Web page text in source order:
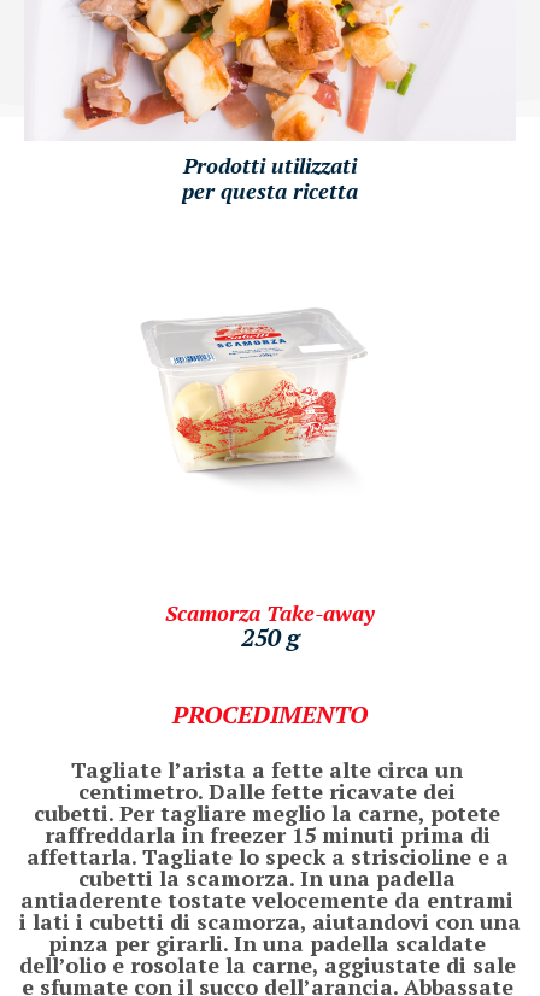
Prodotti utilizzati
per questa ricetta
Scamorza Take-away
250 g
PROCEDIMENTO
Tagliate l’arista a fette alte circa un
centimetro. Dalle fette ricavate dei
cubetti. Per tagliare meglio la carne, potete
raffreddarla in freezer 15 minuti prima di
affettarla. Tagliate lo speck a striscioline e a
cubetti la scamorza. In una padella
antiaderente tostate velocemente da entrami
i lati i cubetti di scamorza, aiutandovi con una
pinza per girarli. In una padella scaldate
dell’olio e rosolate la carne, aggiustate di sale
e sfumate con il succo dell’arancia. Abbassate